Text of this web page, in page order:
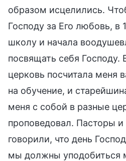
образом исцелились.
Господу за Его любовь, в
школу и начала
посвящать себя Господу.
церковь посчитала меня
на обучение, и
меня с собой в разные
проповедовал. Пасторы
говорили, что день
мы должны уподобиться